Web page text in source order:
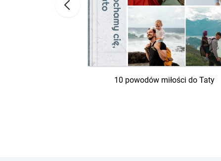
10 powodów miłości do Taty